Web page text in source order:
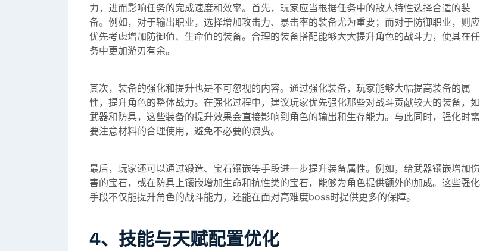
力，进而影响任务的完成速度和效率。首先，玩家应当根据任务中的敌人特性选择合适的装
备。例如，对于输出职业，选择增加攻击力、暴击率的装备尤为重要；而对于防御职业，则应
优先考虑增加防御值、生命值的装备。合理的装备搭配能够大大提升角色的战斗力，使其在任
务中更加游刃有余。
其次，装备的强化和提升也是不可忽视的内容。通过强化装备，玩家能够大幅提高装备的属
性，提升角色的整体战力。在强化过程中，建议玩家优先强化那些对战斗贡献较大的装备，如
武器和防具，这些装备的提升效果会直接影响到角色的输出和生存能力。与此同时，强化时需
要注意材料的合理使用，避免不必要的浪费。
最后，玩家还可以通过锻造、宝石镶嵌等手段进一步提升装备属性。例如，给武器镶嵌增加伤
害的宝石，或在防具上镶嵌增加生命和抗性类的宝石，能够为角色提供额外的加成。这些强化
手段不仅能提升角色的战斗能力，还能在面对高难度boss时提供更多的保障。
4、技能与天赋配置优化